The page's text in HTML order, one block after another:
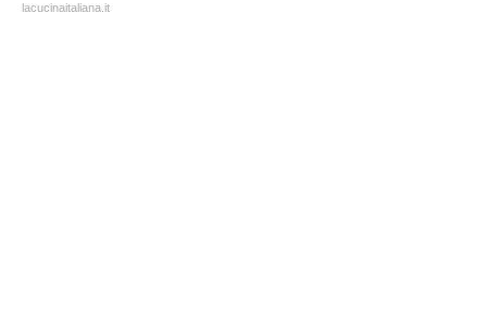
lacucinaitaliana.it